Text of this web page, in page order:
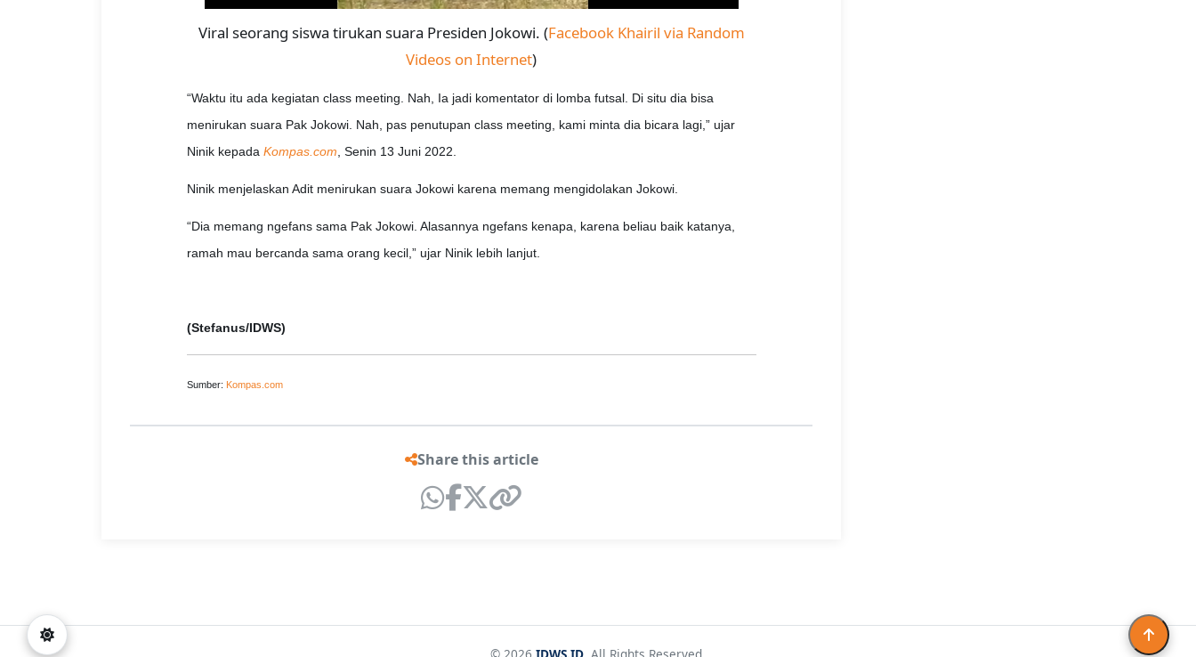
Viral seorang siswa tirukan suara Presiden Jokowi. (Facebook Khairil via Random
Videos on Internet)
“Waktu itu ada kegiatan class meeting. Nah, Ia jadi komentator di lomba futsal. Di situ dia bisa
menirukan suara Pak Jokowi. Nah, pas penutupan class meeting, kami minta dia bicara lagi,” ujar
Ninik kepada Kompas.com, Senin 13 Juni 2022.
Ninik menjelaskan Adit menirukan suara Jokowi karena memang mengidolakan Jokowi.
“Dia memang ngefans sama Pak Jokowi. Alasannya ngefans kenapa, karena beliau baik katanya,
ramah mau bercanda sama orang kecil,” ujar Ninik lebih lanjut.
(Stefanus/IDWS)
Sumber: Kompas.com
Share this article